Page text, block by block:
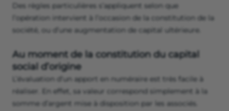
Des règles particulières s’appliquent selon que
l’opération intervient à l’occasion de la constitution de la
société, ou d’une augmentation de capital ultérieure.
Au moment de la constitution du capital
social d’origine
L’évaluation d’un apport en numéraire est très facile à
réaliser. En effet, sa valeur correspond simplement à la
somme d’argent mise à disposition par les associés.